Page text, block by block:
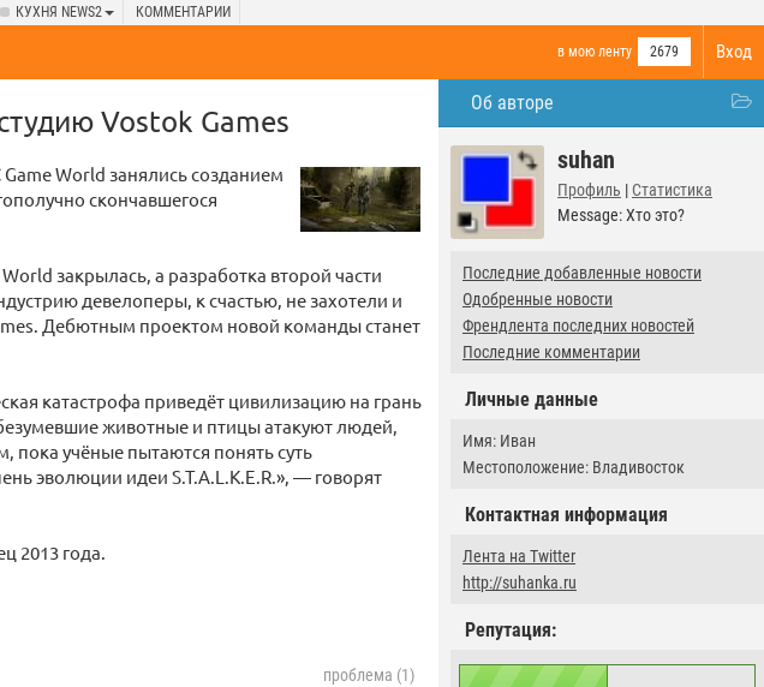
КУХНЯ NEWS2 КОММЕНТАРИИ
Вход
в мою ленту 2679
Об авторе
suhan
Профиль | Статистика
Message: Хто это?
Последние добавленные новости
Одобренные новости
Френдлента последних новостей
Последние комментарии
Личные данные
Имя: Иван
Местоположение: Владивосток
Контактная информация
Лента на Twitter
http://suhanka.ru
Репутация:
Vostok Games
World занялись созданием
скончавшегося
закрылась, а разработка второй части
девелоперы, к счастью, не захотели и
Дебютным проектом новой команды станет
катастрофа приведёт цивилизацию на грань
животные и птицы атакуют людей,
учёные пытаются понять суть
эволюции идеи S.T.A.L.K.E.R.», — говорят
2013 года.
проблема (1)